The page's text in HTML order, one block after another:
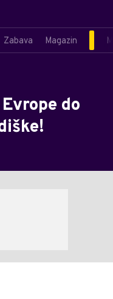
Zabava Magazin
do